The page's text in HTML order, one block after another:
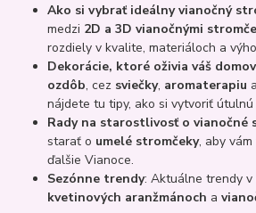
Ako si vybrať ideálny vianočný
medzi 2D a 3D vianočnými
rozdiely v kvalite, materiáloch a
Dekorácie, ktoré oživia váš domov
ozdôb, cez sviečky, aromaterapiu
nájdete tu tipy, ako si vytvoriť
Rady na starostlivosť o vianočné
starať o umelé stromčeky, aby
ďalšie Vianoce.
Sezónne trendy: Aktuálne trendy v
kvetinových aranžmánoch a